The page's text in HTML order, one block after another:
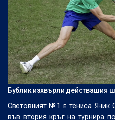
Бублик изхвърли действащия
Световният №1 в тениса Яник
във втория кръг на турнира